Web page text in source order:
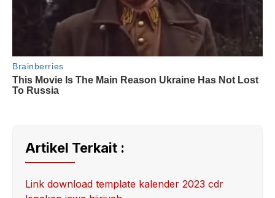
Artikel Terkait :
Link download template kalender 2023 cdr